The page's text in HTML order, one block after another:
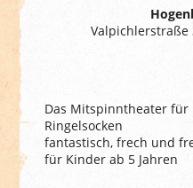
Valpichlerstraße
Das Mitspinntheater für
Ringelsocken
fantastisch, frech und
für Kinder ab 5 Jahren